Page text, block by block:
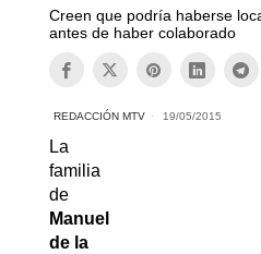
Creen que podría haberse
antes de haber colaborado
REDACCIÓN MTV 19/05/2015
La
familia
de
Manuel
de la